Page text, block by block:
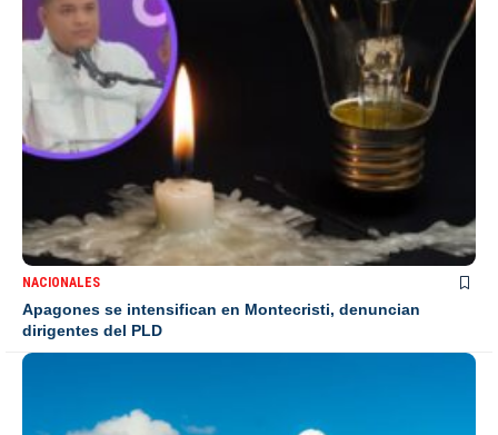
NACIONALES
Apagones se intensifican en Montecristi, denuncian
dirigentes del PLD